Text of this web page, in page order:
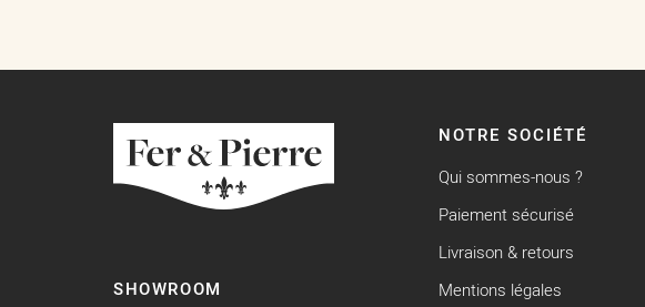
SHOWROOM
NOTRE SOCIÉTÉ
Qui sommes-nous ?
Paiement sécurisé
Livraison & retours
Mentions légales